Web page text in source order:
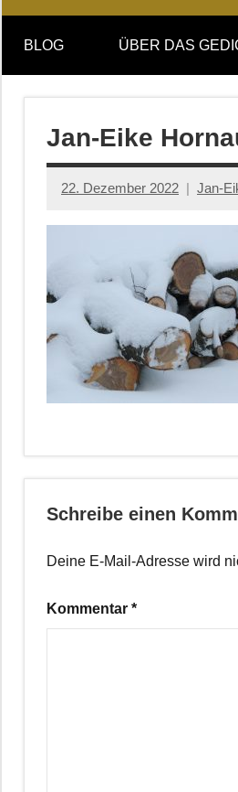
DAS
GEDICHT
blog
DAS
GEDICHT.
Zeitschrift
BLOG ÜBER DAS
Jan-Eike
22. Dezember 2022 Jan-
Schreibe einen
Deine E-Mail-Adresse wird
Kommentar *